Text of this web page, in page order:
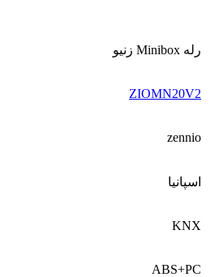
رله Minibox زنیو
ZIOMN20V2
zennio
اسپانیا
KNX
ABS+PC